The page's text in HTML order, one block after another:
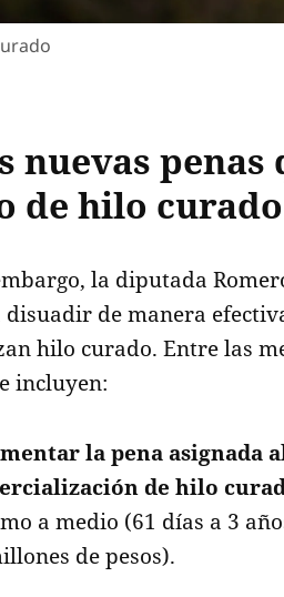
nuevas
de hilo curado
la diputada
de manera
hilo curado. Entre las
incluyen:
la pena asignada
de hilo
a medio (61 días a 3
de pesos).